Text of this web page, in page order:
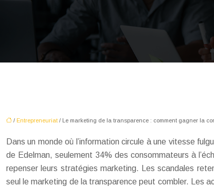
/ Entrepreneuriat / Le marketing de la transparence : comment gagner la
Dans un monde où l’information circule à une vitesse
de Edelman, seulement 34% des consommateurs à
repenser leurs stratégies marketing. Les scandales
seul le marketing de la transparence peut combler. Les